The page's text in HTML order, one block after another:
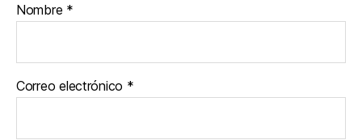
Nombre *
Correo electrónico *